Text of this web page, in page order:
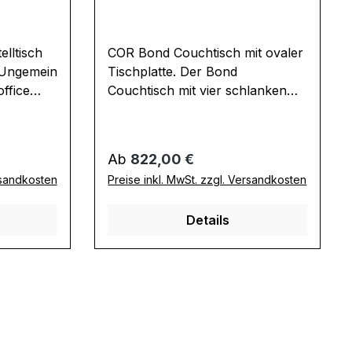
sie
Sie
COR Bond Couchtisch mit ovaler
Tischplatte. Der Bond
Couchtisch mit vier schlanken
der ovalen Tischplatte.
Ausführung Couchtisch: Breite x
Höhe Ablage: 38 cm
Regulärer Preis:
Ab 822,00 €
Preise inkl. MwSt. zzgl. Versandkosten
Details